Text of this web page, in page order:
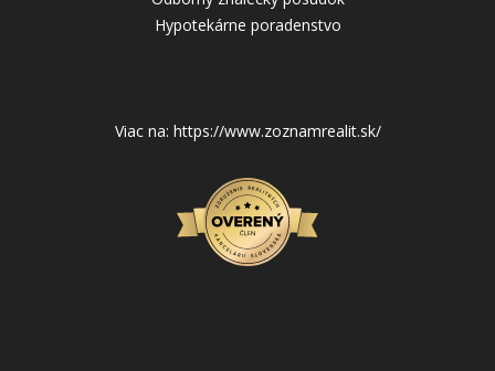
Hypotekárne poradenstvo
Viac na: https://www.zoznamrealit.sk/